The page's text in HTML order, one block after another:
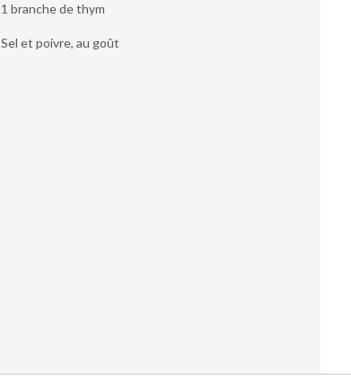
1 branche de thym
Sel et poivre, au goût